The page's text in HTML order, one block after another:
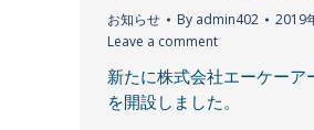
お知らせ By admin402
2019
Leave a comment
新たに株式会社エーケーア
を開設しました。